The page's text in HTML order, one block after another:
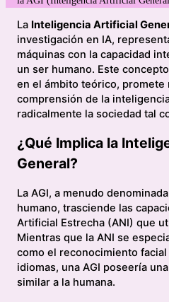
La Inteligencia Artificial
investigación en IA,
máquinas con la capacidad
un ser humano. Este
en el ámbito teórico,
comprensión de la
radicalmente la sociedad tal
¿Qué Implica la
General?
La AGI, a menudo
humano, trasciende las
Artificial Estrecha (ANI) que
Mientras que la ANI se
como el reconocimiento
idiomas, una AGI poseería
similar a la humana.